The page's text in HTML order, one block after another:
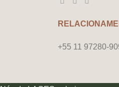
+55 11 97280-